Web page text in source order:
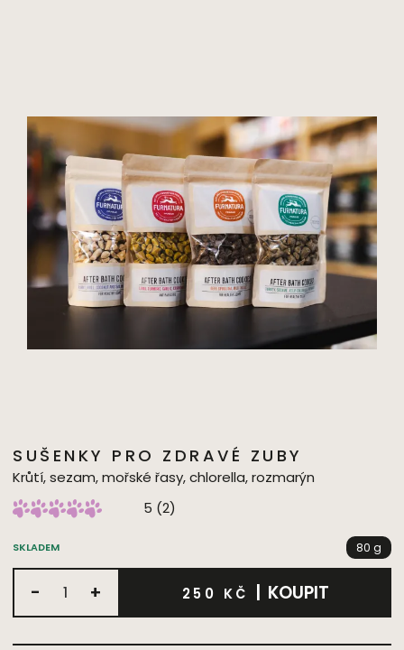
SUŠENKY PRO ZDRAVÉ ZUBY
Krůtí, sezam, mořské řasy, chlorella, rozmarýn
5 (2)
SKLADEM 80 g
- + 250 KČ | KOUPIT